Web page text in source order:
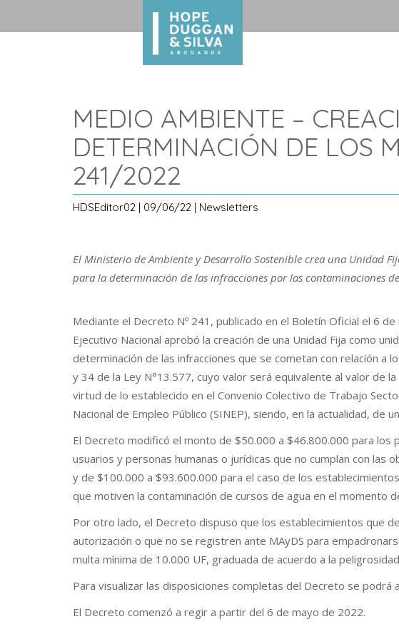
MEDIO AMBIENTE –
DETERMINACIÓN DE LOS
241/2022
HDSEditor02 | 09/06/22 | Newsletters
El Ministerio de Ambiente y Desarrollo Sostenible crea una Unidad
para la determinación de las infracciones por las contaminaciones
Mediante el Decreto Nº 241, publicado en el Boletín Oficial el 6
Ejecutivo Nacional aprobó la creación de una Unidad Fija como
determinación de las infracciones que se cometan con relación a
y 34 de la Ley N°13.577, cuyo valor será equivalente al valor de
virtud de lo establecido en el Convenio Colectivo de Trabajo
Nacional de Empleo Público (SINEP), siendo, en la actualidad, de
El Decreto modificó el monto de $50.000 a $46.800.000 para
usuarios y personas humanas o jurídicas que no cumplan con las
y de $100.000 a $93.600.000 para el caso de los
que motiven la contaminación de cursos de agua en el momento
Por otro lado, el Decreto dispuso que los establecimientos que
autorización o que no se registren ante MAyDS para
multa mínima de 10.000 UF, graduada de acuerdo a la
Para visualizar las disposiciones completas del Decreto se podrá
El Decreto comenzó a regir a partir del 6 de mayo de 2022.